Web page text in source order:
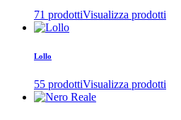
71 prodottiVisualizza prodotti
Lollo
55 prodottiVisualizza prodotti